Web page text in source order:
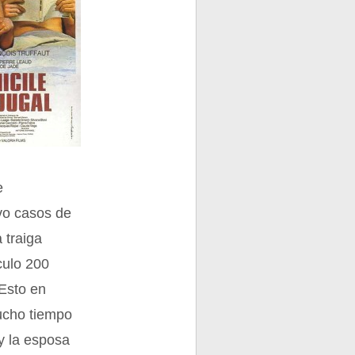
casos de
traiga
200
en
tiempo
la esposa